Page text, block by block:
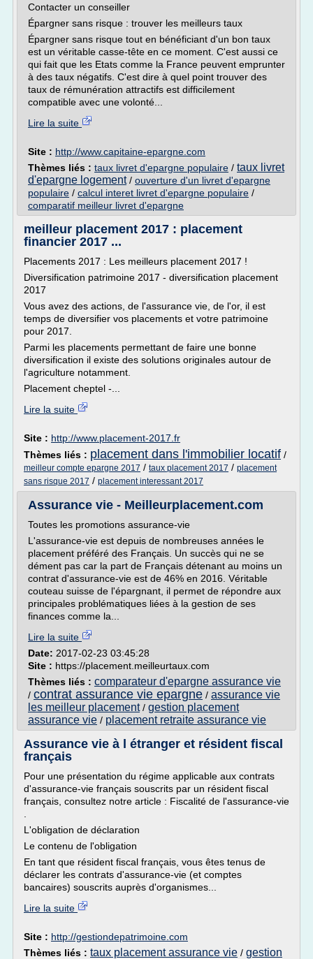
Contacter un conseiller
Épargner sans risque : trouver les meilleurs taux
Épargner sans risque tout en bénéficiant d'un bon taux
est un véritable casse-tête en ce moment. C'est aussi ce
qui fait que les Etats comme la France peuvent emprunter
à des taux négatifs. C'est dire à quel point trouver des
taux de rémunération attractifs est difficilement
compatible avec une volonté...
Lire la suite
Site : http://www.capitaine-epargne.com
Thèmes liés : taux livret d'epargne populaire / taux livret
d'epargne logement/ ouverture d'un livret d'epargne
populaire / calcul interet livret d'epargne populaire /
comparatif meilleur livret d'epargne
meilleur placement 2017 : placement
financier 2017 ...
Placements 2017 : Les meilleurs placement 2017 !
Diversification patrimoine 2017 - diversification placement
2017
Vous avez des actions, de l'assurance vie, de l'or, il est
temps de diversifier vos placements et votre patrimoine
pour 2017.
Parmi les placements permettant de faire une bonne
diversification il existe des solutions originales autour de
l'agriculture notamment.
Placement cheptel -...
Lire la suite
Site : http://www.placement-2017.fr
Thèmes liés : placement dans l'immobilier locatif /
meilleur compte epargne 2017 / taux placement 2017 / placement
sans risque 2017 / placement interessant 2017
Assurance vie - Meilleurplacement.com
Toutes les promotions assurance-vie
L'assurance-vie est depuis de nombreuses années le
placement préféré des Français. Un succès qui ne se
dément pas car la part de Français détenant au moins un
contrat d'assurance-vie est de 46% en 2016. Véritable
couteau suisse de l'épargnant, il permet de répondre aux
principales problématiques liées à la gestion de ses
finances comme la...
Lire la suite
Date: 2017-02-23 03:45:28
Site : https://placement.meilleurtaux.com
Thèmes liés : comparateur d'epargne assurance vie
/ contrat assurance vie epargne / assurance vie
les meilleur placement/ gestion placement
assurance vie / placement retraite assurance vie
Assurance vie à l étranger et résident fiscal
français
Pour une présentation du régime applicable aux contrats
d'assurance-vie français souscrits par un résident fiscal
français, consultez notre article : Fiscalité de l'assurance-vie
L'obligation de déclaration
Le contenu de l'obligation
En tant que résident fiscal français, vous êtes tenus de
déclarer les contrats d'assurance-vie (et comptes
bancaires) souscrits auprès d'organismes...
Lire la suite
Site : http://gestiondepatrimoine.com
Thèmes liés : taux placement assurance vie / gestion